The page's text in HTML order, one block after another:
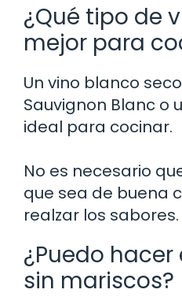
¿Qué tipo de
mejor para
Un vino blanco
Sauvignon Blanc o
ideal para cocinar.
No es necesario
que sea de buena
realzar los sabores.
¿Puedo
sin mariscos?